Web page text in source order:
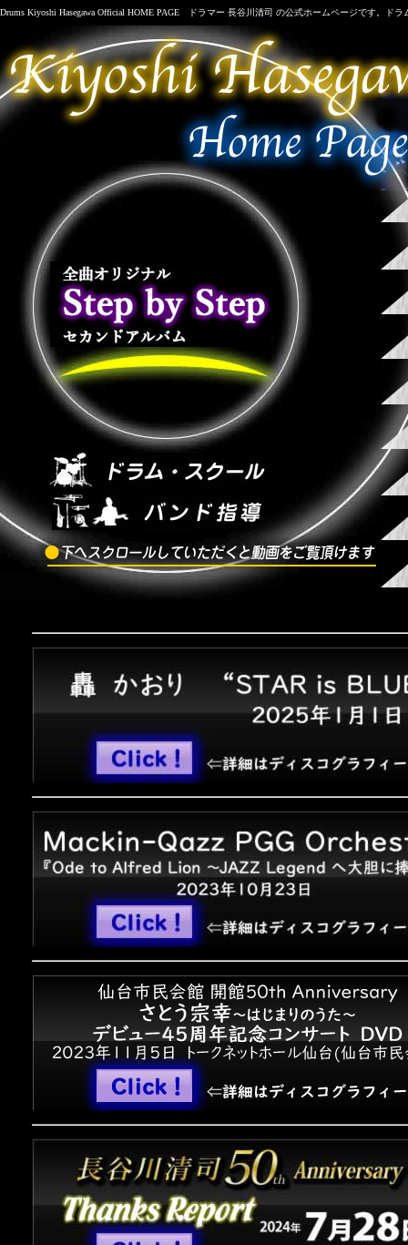
Drums Kiyoshi Hasegawa Official HOME PAGE ドラマー 長谷川清司 の公式ホームページです。ド